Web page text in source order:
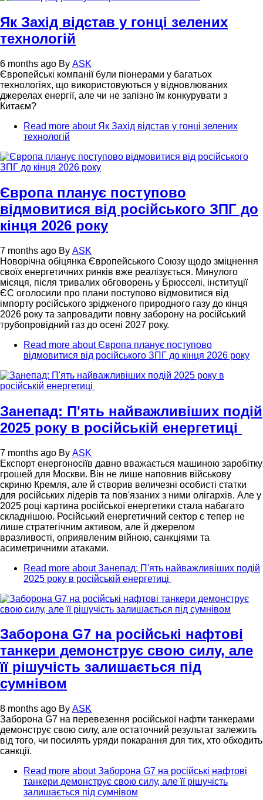
Як Захід відстав у гонці зелених
технологій
6 months ago By ASK
Європейські компанії були піонерами у багатьох
технологіях, що використовуються у відновлюваних
джерелах енергії, але чи не запізно їм конкурувати з
Китаєм?
Read more about Як Захід відстав у гонці зелених
технологій
Європа планує поступово
відмовитися від російського ЗПГ до
кінця 2026 року
7 months ago By ASK
Новорічна обіцянка Європейського Союзу щодо зміцнення
своїх енергетичних ринків вже реалізується. Минулого
місяця, після тривалих обговорень у Брюсселі, інституції
ЄС оголосили про плани поступово відмовитися від
імпорту російського зрідженого природного газу до кінця
2026 року та запровадити повну заборону на російський
трубопровідний газ до осені 2027 року.
Read more about Європа планує поступово
відмовитися від російського ЗПГ до кінця 2026 року
Занепад: П'ять найважливіших подій
2025 року в російській енергетиці
7 months ago By ASK
Експорт енергоносіїв давно вважається машиною заробітку
грошей для Москви. Він не лише наповнив військову
скриню Кремля, але й створив величезні особисті статки
для російських лідерів та пов'язаних з ними олігархів. Але у
2025 році картина російської енергетики стала набагато
складнішою. Російський енергетичний сектор є тепер не
лише стратегічним активом, але й джерелом
вразливості, оприявленим війною, санкціями та
асиметричними атаками.
Read more about Занепад: П'ять найважливіших подій
2025 року в російській енергетиці
Заборона G7 на російські нафтові
танкери демонструє свою силу, але
її рішучість залишається під
сумнівом
8 months ago By ASK
Заборона G7 на перевезення російської нафти танкерами
демонструє свою силу, але остаточний результат залежить
від того, чи посилять уряди покарання для тих, хто обходить
санкції.
Read more about Заборона G7 на російські нафтові
танкери демонструє свою силу, але її рішучість
залишається під сумнівом